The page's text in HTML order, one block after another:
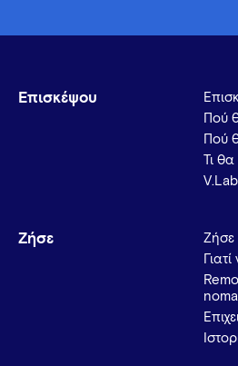
Επισκέψου
Πού
Πού
Τι θα
V.Lab
Ζήσε
Ζήσε